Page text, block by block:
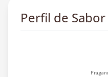
Perfil de Sabor